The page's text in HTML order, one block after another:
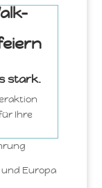
stark.
Ihre
und Europa